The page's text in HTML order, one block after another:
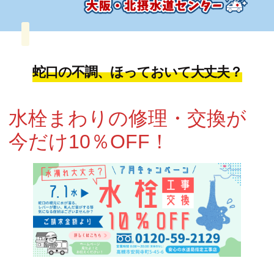
蛇口の不調、ほっておいて大丈夫？
水栓まわりの修理・交換が
今だけ10％OFF！